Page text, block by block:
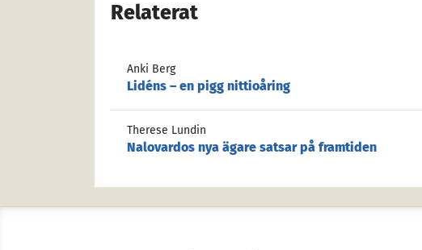
Relaterat
Anki Berg
Lidéns – en pigg nittioåring
Therese Lundin
Nalovardos nya ägare satsar på framtiden